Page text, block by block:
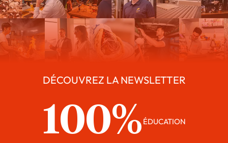
DÉCOUVREZ LA NEWSLETTER
100% ÉDUCATION